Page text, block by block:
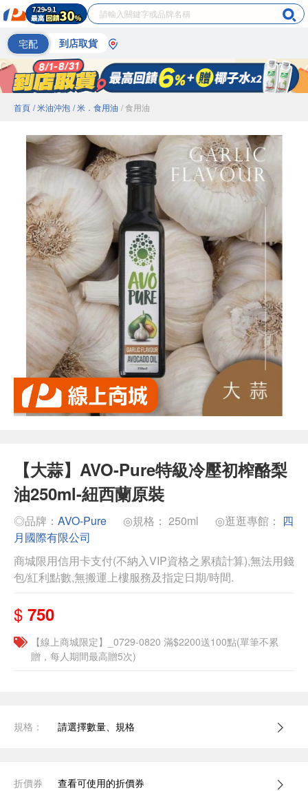
宅配 到店取貨
首頁 / 米油沖泡 / 米．食用油 / 食用油
【大蒜】AVO-Pure特級冷壓初榨酪梨
油250ml-紐西蘭原裝
◎品牌： AVO-Pure ◎規格： 250ml ◎逛逛專館： 四
月國際有限公司
商城限用信用卡支付(不納入VIP資格之累積計算),無法用錢
包/紅利點數,無搬運上樓服務及指定日期/時間.
$ 750
【線上商城限定】_0729-0820 滿$2200送100點(單筆不累
贈，每人期間最高贈5次)
規格： 請選擇數量、規格
折價券 查看可使用的折價券